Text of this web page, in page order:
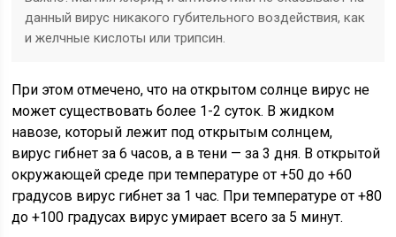
данный вирус никакого губительного воздействия, как
и желчные кислоты или трипсин.
При этом отмечено, что на открытом солнце вирус не
может существовать более 1-2 суток. В жидком
навозе, который лежит под открытым солнцем,
вирус гибнет за 6 часов, а в тени — за 3 дня. В открытой
окружающей среде при температуре от +50 до +60
градусов вирус гибнет за 1 час. При температуре от +80
до +100 градусах вирус умирает всего за 5 минут.